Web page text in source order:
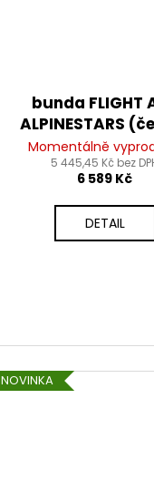
bunda FLIGHT
ALPINESTARS
červená)
Momentálně
5 445,45 Kč bez
6 589 Kč
DETAIL
NOVINKA